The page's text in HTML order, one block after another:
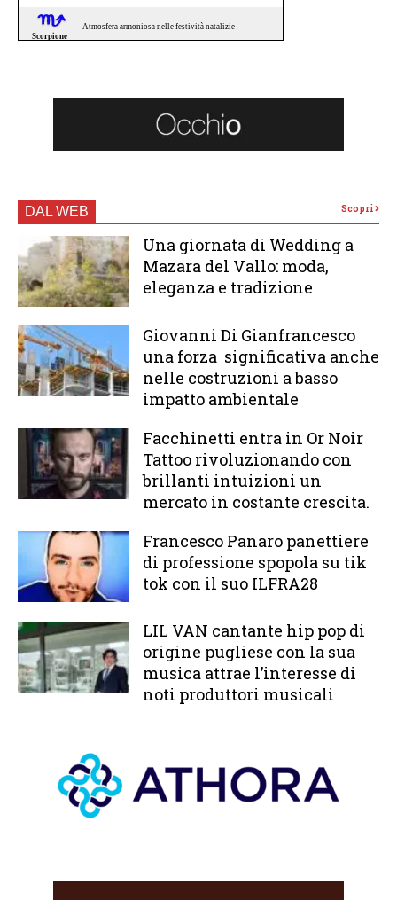
DAL WEB Scopri
Una giornata di Wedding a
Mazara del Vallo: moda,
eleganza e tradizione
Giovanni Di Gianfrancesco
una forza significativa anche
nelle costruzioni a basso
impatto ambientale
Facchinetti entra in Or Noir
Tattoo rivoluzionando con
brillanti intuizioni un
mercato in costante crescita.
Francesco Panaro panettiere
di professione spopola su tik
tok con il suo ILFRA28
LIL VAN cantante hip pop di
origine pugliese con la sua
musica attrae l’interesse di
noti produttori musicali